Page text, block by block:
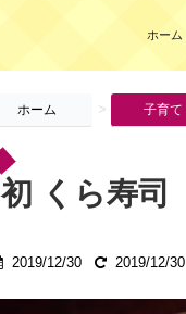
ホーム
ホーム > 子育て
初 くら寿司
2019/12/30 2019/12/30